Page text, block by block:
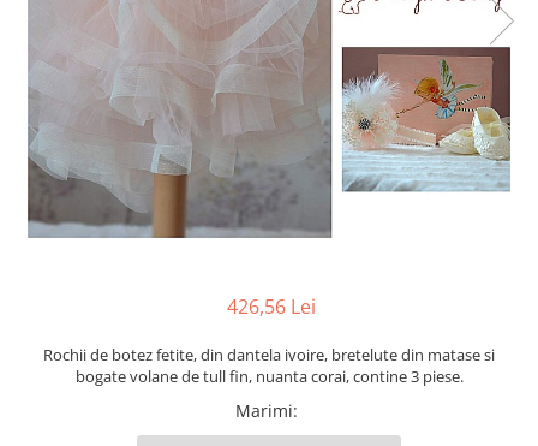
Cercei din aur dama
Cercei de aur lungi cu lant
Cercei din aur tortite
Cercei din aur alb
Cercei aur cu surub
426,56 Lei
Rochii de botez fetite, din dantela ivoire, bretelute din matase si
bogate volane de tull fin, nuanta corai, contine 3 piese.
Marimi: